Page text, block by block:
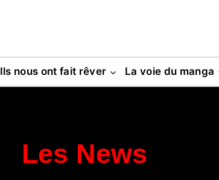
Ils nous ont fait rêver La voie du manga
Les News